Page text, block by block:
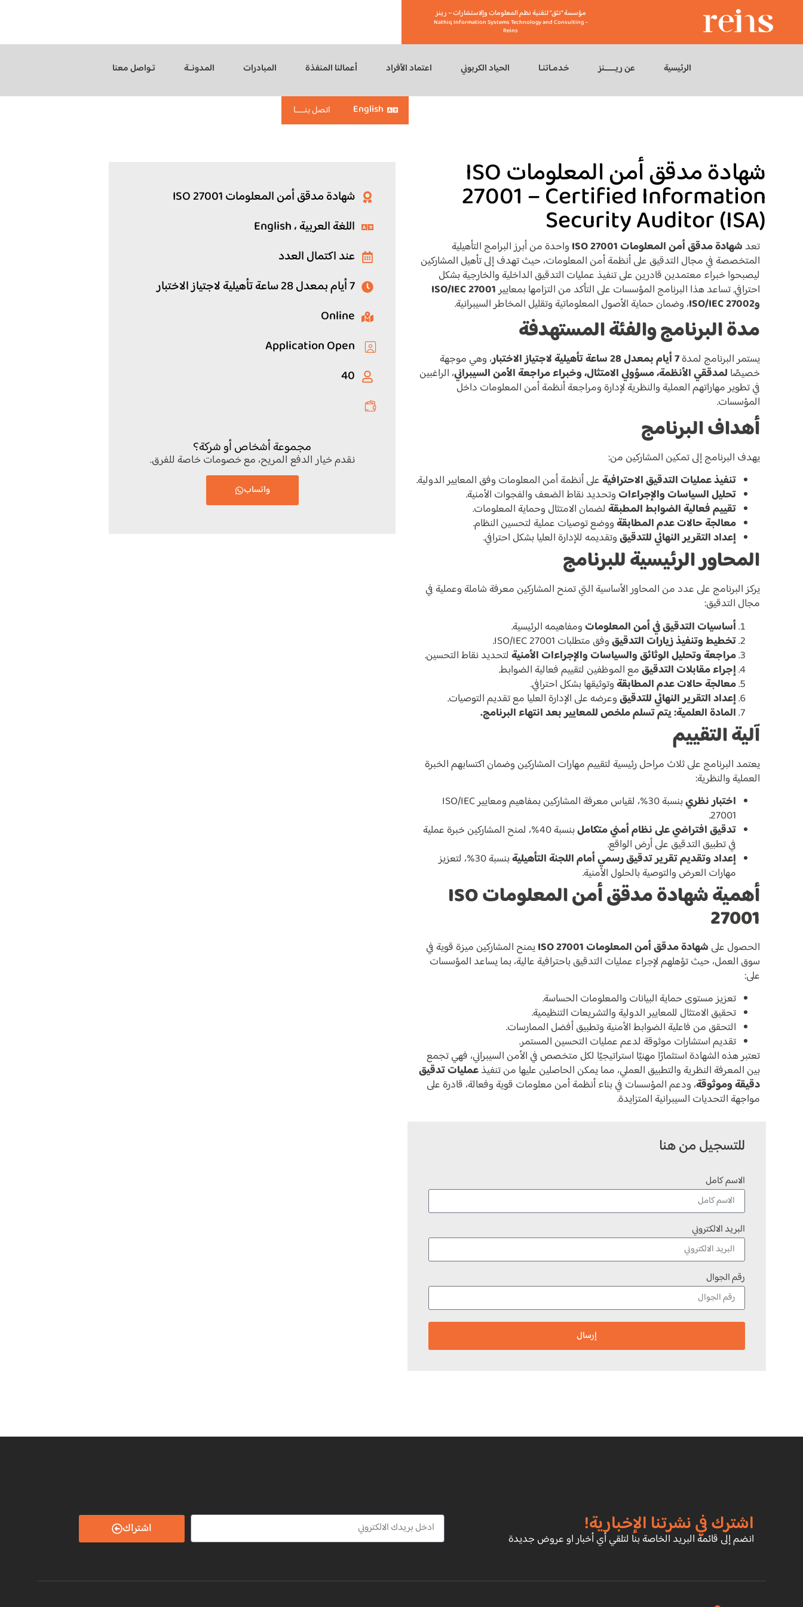
مؤسسة "نثق" لتقنية نظم المعلومات وإلاستشارات – رينز
Nathiq Information Systems Technology and Consulting –
Reins
الرئيسية عن ريــــــنز خدمـاتنـا الحياد الكربوني اعتماد الأفراد أعمالنا المنفذة المبادرات المدونــة تـواصل معنا
English اتصل بنـــــا
شهادة مدقق أمن المعلومات ISO
27001 – Certified Information
Security Auditor (ISA)
تعد شهادة مدقق أمن المعلومات ISO 27001
واحدة من أبرز البرامج التأهيلية
المتخصصة في مجال التدقيق على أنظمة أمن المعلومات، حيث تهدف إلى تأهيل المشاركين
ليصبحوا خبراء معتمدين قادرين على تنفيذ عمليات التدقيق الداخلية والخارجية بشكل
احترافي. تساعد هذا البرنامج المؤسسات على التأكد من التزامها بمعاييرISO/IEC 27001
وISO/IEC 27002
، وضمان حماية الأصول المعلوماتية وتقليل المخاطر السيبرانية.
مدة البرنامج والفئة المستهدفة
يستمر البرنامج لمدة7 أيام بمعدل 28 ساعة تأهيلية لاجتياز الاختبار
، وهي موجهة
خصيصًا لمدققي الأنظمة، مسؤولي الامتثال، وخبراء مراجعة الأمن السيبراني، الراغبين
في تطوير مهاراتهم العملية والنظرية لإدارة ومراجعة أنظمة أمن المعلومات داخل
المؤسسات.
أهداف البرنامج
يهدف البرنامج إلى تمكين المشاركين من:
تنفيذ عمليات التدقيق الاحترافيةعلى أنظمة أمن المعلومات وفق المعايير الدولية.
تحليل السياسات والإجراءات وتحديد نقاط الضعف والفجوات الأمنية.
تقييم فعالية الضوابط المطبقة لضمان الامتثال وحماية المعلومات.
معالجة حالات عدم المطابقةووضع توصيات عملية لتحسين النظام.
إعداد التقرير النهائي للتدقيقوتقديمه للإدارة العليا بشكل احترافي.
المحاور الرئيسية للبرنامج
يركز البرنامج على عدد من المحاور الأساسية التي تمنح المشاركين معرفة شاملة وعملية في
مجال التدقيق:
أساسيات التدقيق في أمن المعلومات ومفاهيمه الرئيسية.
تخطيط وتنفيذ زيارات التدقيقوفق متطلبات ISO/IEC 27001.
مراجعة وتحليل الوثائق والسياسات والإجراءات الأمنية لتحديد نقاط التحسين.
إجراء مقابلات التدقيقمع الموظفين لتقييم فعالية الضوابط.
معالجة حالات عدم المطابقةوتوثيقها بشكل احترافي.
إعداد التقرير النهائي للتدقيقوعرضه على الإدارة العليا مع تقديم التوصيات.
المادة العلمية:يتم تسلم ملخص للمعايير بعد انتهاء البرنامج.
آلية التقييم
يعتمد البرنامج على ثلاث مراحل رئيسية لتقييم مهارات المشاركين وضمان اكتسابهم الخبرة
العملية والنظرية:
اختبار نظري
بنسبة 30%، لقياس معرفة المشاركين بمفاهيم ومعايير ISO/IEC
27001.
تدقيق افتراضي على نظام أمني متكامل
بنسبة 40%، لمنح المشاركين خبرة عملية
في تطبيق التدقيق على أرض الواقع.
إعداد وتقديم تقرير تدقيق رسمي أمام اللجنة التأهيلية
بنسبة 30%، لتعزيز
مهارات العرض والتوصية بالحلول الأمنية.
أهمية شهادة مدقق أمن المعلومات ISO
27001
الحصول على شهادة مدقق أمن المعلومات ISO 27001
يمنح المشاركين ميزة قوية في
سوق العمل، حيث تؤهلهم لإجراء عمليات التدقيق باحترافية عالية، بما يساعد المؤسسات
على:
تعزيز مستوى حماية البيانات والمعلومات الحساسة.
تحقيق الامتثال للمعايير الدولية والتشريعات التنظيمية.
التحقق من فاعلية الضوابط الأمنية وتطبيق أفضل الممارسات.
تقديم استشارات موثوقة لدعم عمليات التحسين المستمر.
تعتبر هذه الشهادة استثمارًا مهنيًا استراتيجيًا لكل متخصص في الأمن السيبراني، فهي تجمع
بين المعرفة النظرية والتطبيق العملي، مما يمكن الحاصلين عليها من تنفيذعمليات تدقيق
دقيقة وموثوقة، ودعم المؤسسات في بناء أنظمة أمن معلومات قوية وفعالة، قادرة على
مواجهة التحديات السيبرانية المتزايدة.
للتسجيل من هنا
الاسم كامل
البريد الالكتروني
رقم الجوال
إرسال
شهادة مدقق أمن المعلومات ISO 27001
اللغة العربية ، English
عند اكتمال العدد
7 أيام بمعدل 28 ساعة تأهيلية لاجتياز الاختبار
Online
Application Open
40
مجموعة أشخاص أو شركة؟
نقدم خيار الدفع المريح، مع خصومات خاصة للفرق.
واتساب
اشترك في نشرتنا الإخبارية!
انضم إلى قائمة البريد الخاصة بنا لتلقي أي أخبار او عروض جديدة
اشتراك